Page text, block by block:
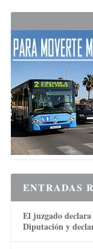
ENTRADAS
El juzgado
Diputación y